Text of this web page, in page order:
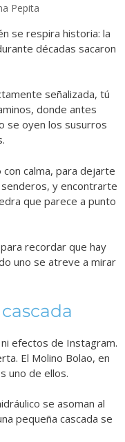
Pepita
se respira historia: la
décadas sacaron
señalizada, tú
donde antes
se oyen los susurros
calma, para dejarte
y encontrarte
que parece a punto
recordar que hay
uno se atreve a mirar
efectos de Instagram.
El Molino Bolao, en
uno de ellos.
se asoman al
pequeña cascada se